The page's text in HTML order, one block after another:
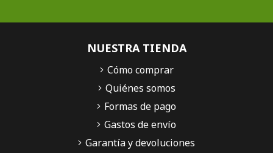
NUESTRA TIENDA
Cómo comprar
Quiénes somos
Formas de pago
Gastos de envío
Garantía y devoluciones